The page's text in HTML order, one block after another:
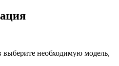
выберите необходимую модель,